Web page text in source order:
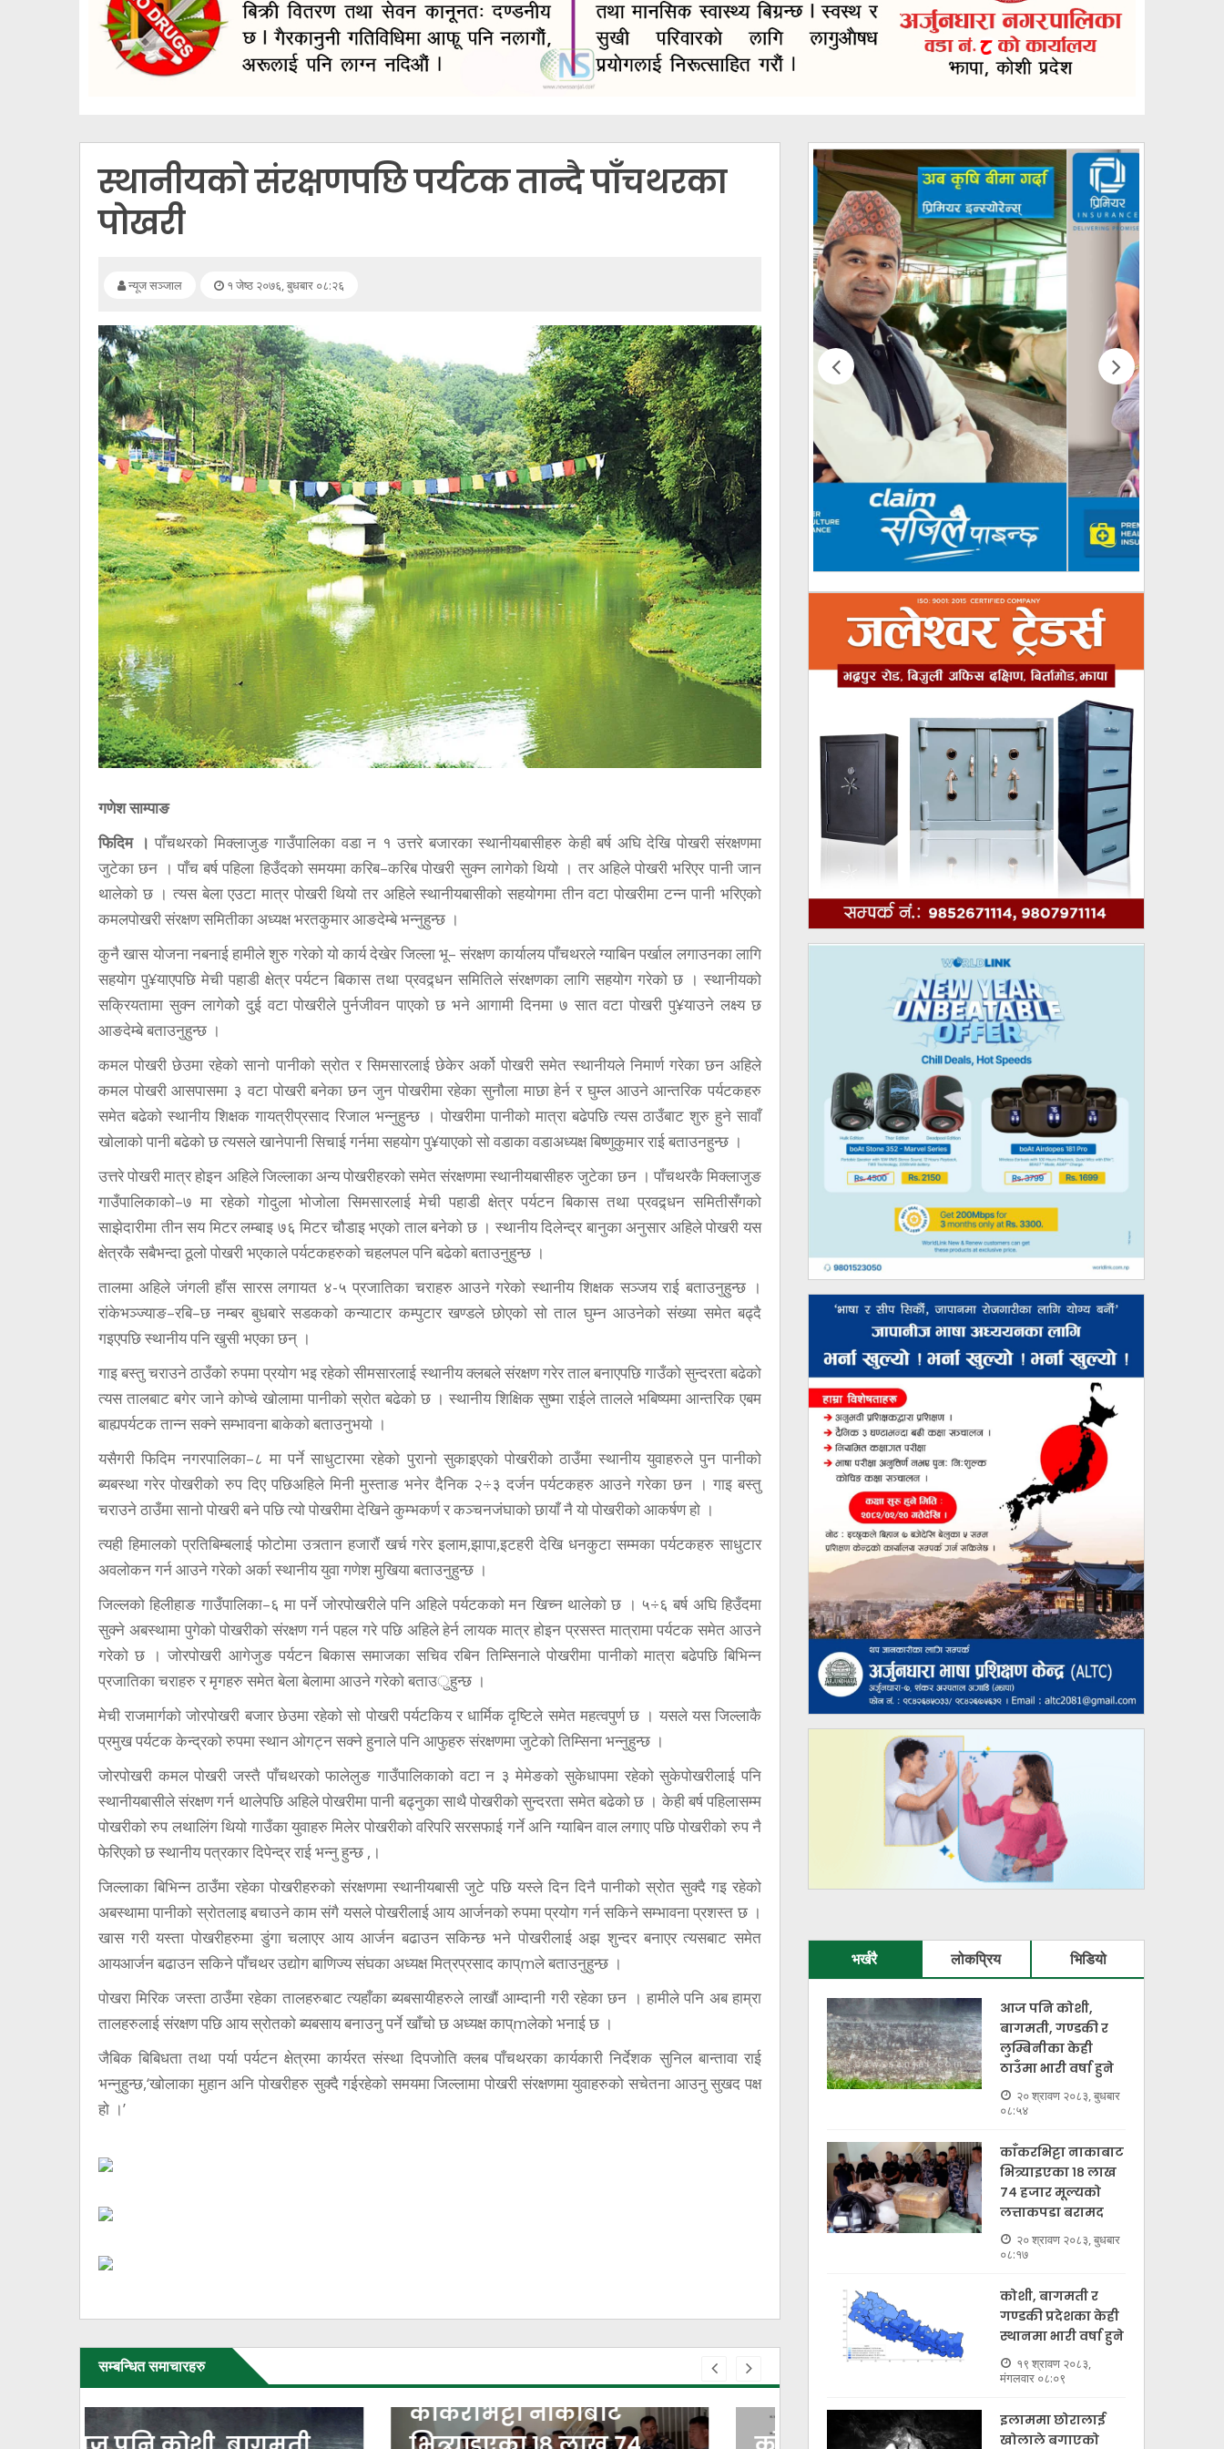
स्थानीयको संरक्षणपछि पर्यटक तान्दै पाँचथरका
पोखरी
न्यूज सञ्जाल १ जेष्ठ २०७६, बुधबार ०८:२६
गणेश साम्पाङ
फिदिम । पाँचथरको मिक्लाजुङ गाउँपालिका वडा न १ उत्तरे बजारका स्थानीयबासीहरु केही बर्ष अघि देखि पोखरी संरक्षणमा
जुटेका छन । पाँच बर्ष पहिला हिउँदको समयमा करिब–करिब पोखरी सुक्न लागेको थियो । तर अहिले पोखरी भरिएर पानी जान
थालेको छ । त्यस बेला एउटा मात्र पोखरी थियो तर अहिले स्थानीयबासीको सहयोगमा तीन वटा पोखरीमा टन्न पानी भरिएको
कमलपोखरी संरक्षण समितीका अध्यक्ष भरतकुमार आङदेम्बे भन्नुहुन्छ ।
कुनै खास योजना नबनाई हामीले शुरु गरेको यो कार्य देखेर जिल्ला भू– संरक्षण कार्यालय पाँचथरले ग्याबिन पर्खाल लगाउनका लागि
सहयोग पु¥याएपछि मेची पहाडी क्षेत्र पर्यटन बिकास तथा प्रवद्र्धन समितिले संरक्षणका लागि सहयोग गरेको छ । स्थानीयको
सक्रियतामा सुक्न लागेकोे दुई वटा पोखरीले पुर्नजीवन पाएको छ भने आगामी दिनमा ७ सात वटा पोखरी पु¥याउने लक्ष्य छ
आङदेम्बे बताउनुहुन्छ ।
कमल पोखरी छेउमा रहेको सानो पानीको स्रोत र सिमसारलाई छेकेर अर्को पोखरी समेत स्थानीयले निमार्ण गरेका छन अहिले
कमल पोखरी आसपासमा ३ वटा पोखरी बनेका छन जुन पोखरीमा रहेका सुनौला माछा हेर्न र घुम्ल आउने आन्तरिक पर्यटकहरु
समेत बढेको स्थानीय शिक्षक गायत्रीप्रसाद रिजाल भन्नुहुन्छ । पोखरीमा पानीको मात्रा बढेपछि त्यस ठाउँबाट शुरु हुने सावाँ
खोलाको पानी बढेको छ त्यसले खानेपानी सिचाई गर्नमा सहयोग पु¥याएको सो वडाका वडाअध्यक्ष बिष्णुकुमार राई बताउनहुन्छ ।
उत्तरे पोखरी मात्र होइन अहिले जिल्लाका अन्य पोखरीहरको समेत संरक्षणमा स्थानीयबासीहरु जुटेका छन । पाँचथरकै मिक्लाजुङ
गाउँपालिकाको–७ मा रहेको गोदुला भोजोला सिमसारलाई मेची पहाडी क्षेत्र पर्यटन बिकास तथा प्रवद्र्धन समितीसँगको
साझेदारीमा तीन सय मिटर लम्बाइ ७६ मिटर चौडाइ भएको ताल बनेको छ । स्थानीय दिलेन्द्र बानुका अनुसार अहिले पोखरी यस
क्षेत्रकै सबैभन्दा ठूलो पोखरी भएकाले पर्यटकहरुको चहलपल पनि बढेको बताउनुहुन्छ ।
तालमा अहिले जंगली हाँस सारस लगायत ४-५ प्रजातिका चराहरु आउने गरेको स्थानीय शिक्षक सञ्जय राई बताउनुहुन्छ ।
रांकेभञ्ज्याङ–रबि–छ नम्बर बुधबारे सडकको कन्याटार कम्पुटार खण्डले छोएको सो ताल घुम्न आउनेको संख्या समेत बढ्दै
गइएपछि स्थानीय पनि खुसी भएका छन् ।
गाइ बस्तु चराउने ठाउँको रुपमा प्रयोग भइ रहेको सीमसारलाई स्थानीय क्लबले संरक्षण गरेर ताल बनाएपछि गाउँको सुन्दरता बढेको
त्यस तालबाट बगेर जाने कोप्चे खोलामा पानीको स्रोत बढेको छ । स्थानीय शिक्षिक सुष्मा राईले तालले भबिष्यमा आन्तरिक एबम
बाह्यपर्यटक तान्न सक्ने सम्भावना बाकेको बताउनुभयो ।
यसैगरी फिदिम नगरपालिका–८ मा पर्ने साधुटारमा रहेको पुरानो सुकाइएको पोखरीको ठाउँमा स्थानीय युवाहरुले पुन पानीको
ब्यबस्था गरेर पोखरीको रुप दिए पछिअहिले मिनी मुस्ताङ भनेर दैनिक २÷३ दर्जन पर्यटकहरु आउने गरेका छन । गाइ बस्तु
चराउने ठाउँमा सानो पोखरी बने पछि त्यो पोखरीमा देखिने कुम्भकर्ण र कञ्चनजंघाको छायाँ नै यो पोखरीको आकर्षण हो ।
त्यही हिमालको प्रतिबिम्बलाई फोटोमा उत्र्तान हजारौं खर्च गरेर इलाम,झापा,इटहरी देखि धनकुटा सम्मका पर्यटकहरु साधुटार
अवलोकन गर्न आउने गरेको अर्का स्थानीय युवा गणेश मुखिया बताउनुहुन्छ ।
जिल्लको हिलीहाङ गाउँपालिका–६ मा पर्ने जोरपोखरीले पनि अहिले पर्यटकको मन खिच्न थालेको छ । ५÷६ बर्ष अघि हिउँदमा
सुक्ने अबस्थामा पुगेको पोखरीको संरक्षण गर्न पहल गरे पछि अहिले हेर्न लायक मात्र होइन प्रसस्त मात्रामा पर्यटक समेत आउने
गरेको छ । जोरपोखरी आगेजुङ पर्यटन बिकास समाजका सचिव रबिन तिम्सिनाले पोखरीमा पानीको मात्रा बढेपछि बिभिन्न
प्रजातिका चराहरु र मृगहरु समेत बेला बेलामा आउने गरेको बताउुहुन्छ ।
मेची राजमार्गको जोरपोखरी बजार छेउमा रहेको सो पोखरी पर्यटकिय र धार्मिक दृष्टिले समेत महत्वपुर्ण छ । यसले यस जिल्लाकै
प्रमुख पर्यटक केन्द्रको रुपमा स्थान ओगट्न सक्ने हुनाले पनि आफुहरु संरक्षणमा जुटेको तिम्सिना भन्नुहुन्छ ।
जोरपोखरी कमल पोखरी जस्तै पाँचथरको फालेलुङ गाउँपालिकाको वटा न ३ मेमेङको सुकेधापमा रहेको सुकेपोखरीलाई पनि
स्थानीयबासीले संरक्षण गर्न थालेपछि अहिले पोखरीमा पानी बढ्नुका साथै पोखरीको सुन्दरता समेत बढेको छ । केही बर्ष पहिलासम्म
पोखरीको रुप लथालिंग थियो गाउँका युवाहरु मिलेर पोखरीको वरिपरि सरसफाई गर्ने अनि ग्याबिन वाल लगाए पछि पोखरीको रुप नै
फेरिएको छ स्थानीय पत्रकार दिपेन्द्र राई भन्नु हुन्छ ,।
जिल्लाका बिभिन्न ठाउँमा रहेका पोखरीहरुको संरक्षणमा स्थानीयबासी जुटे पछि यस्ले दिन दिनै पानीको स्रोत सुक्दै गइ रहेको
अबस्थामा पानीको स्रोतलाइ बचाउने काम संगै यसले पोखरीलाई आय आर्जनको रुपमा प्रयोग गर्न सकिने सम्भावना प्रशस्त छ ।
खास गरी यस्ता पोखरीहरुमा डुंगा चलाएर आय आर्जन बढाउन सकिन्छ भने पोखरीलाई अझ शुन्दर बनाएर त्यसबाट समेत
आयआर्जन बढाउन सकिने पाँचथर उद्योग बाणिज्य संघका अध्यक्ष मित्रप्रसाद काप्mले बताउनुहुन्छ ।
पोखरा मिरिक जस्ता ठाउँमा रहेका तालहरुबाट त्यहाँका ब्यबसायीहरुले लाखौं आम्दानी गरी रहेका छन । हामीले पनि अब हाम्रा
तालहरुलाई संरक्षण पछि आय स्रोतको ब्यबसाय बनाउनु पर्ने खाँचो छ अध्यक्ष काप्mलेको भनाई छ ।
जैबिक बिबिधता तथा पर्या पर्यटन क्षेत्रमा कार्यरत संस्था दिपजोति क्लब पाँचथरका कार्यकारी निर्देशक सुनिल बान्तावा राई
भन्नुहुन्छ,‘खोलाका मुहान अनि पोखरीहरु सुक्दै गईरहेको समयमा जिल्लामा पोखरी संरक्षणमा युवाहरुको सचेतना आउनु सुखद पक्ष
हो ।’
सम्बन्धित समाचारहरु
काँकरभिट्टा नाकाबाट
भर्खरै लोकप्रिय भिडियो
आज पनि कोशी,
बागमती, गण्डकी र
लुम्बिनीका केही
ठाउँमा भारी वर्षा हुने
२० श्रावण २०८३, बुधबार
०८:५४
काँकरभिट्टा नाकाबाट
भित्र्याइएका १८ लाख
७४ हजार मूल्यकाे
लत्ताकपडा बरामद
२० श्रावण २०८३, बुधबार
०८:१७
कोशी, बागमती र
गण्डकी प्रदेशका केही
स्थानमा भारी वर्षा हुने
१९ श्रावण २०८३,
मंगलवार ०८:०९
इलाममा छोरालाई
खोलाले बगाएकाे